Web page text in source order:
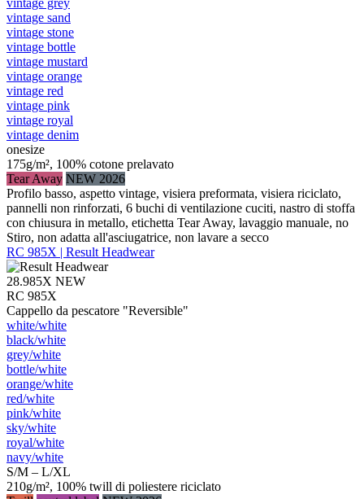
vintage grey
vintage sand
vintage stone
vintage bottle
vintage mustard
vintage orange
vintage red
vintage pink
vintage royal
vintage denim
onesize
175g/m², 100% cotone prelavato
Tear Away NEW 2026
Profilo basso, aspetto vintage, visiera preformata, visiera riciclato,
pannelli non rinforzati, 6 buchi di ventilazione cuciti, nastro di stoffa
con chiusura in metallo, etichetta Tear Away, lavaggio manuale, no
Stiro, non adatta all'asciugatrice, non lavare a secco
RC 985X | Result Headwear
28.985X NEW
RC 985X
Cappello da pescatore "Reversible"
white/​white
black/​white
grey/​white
bottle/​white
orange/​white
red/​white
pink/​white
sky/​white
royal/​white
navy/​white
S/M – L/XL
210g/m², 100% twill di poliestere riciclato